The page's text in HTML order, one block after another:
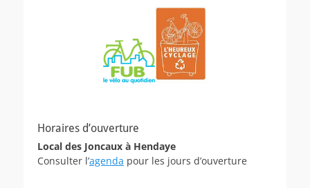
Horaires d’ouverture
Local des Joncaux à Hendaye
Consulter l’agenda pour les jours d’ouverture